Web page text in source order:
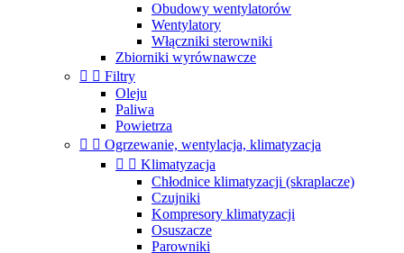
Obudowy wentylatorów
Wentylatory
Włączniki sterowniki
Zbiorniki wyrównawcze
  Filtry
Oleju
Paliwa
Powietrza
  Ogrzewanie, wentylacja, klimatyzacja
  Klimatyzacja
Chłodnice klimatyzacji (skraplacze)
Czujniki
Kompresory klimatyzacji
Osuszacze
Parowniki